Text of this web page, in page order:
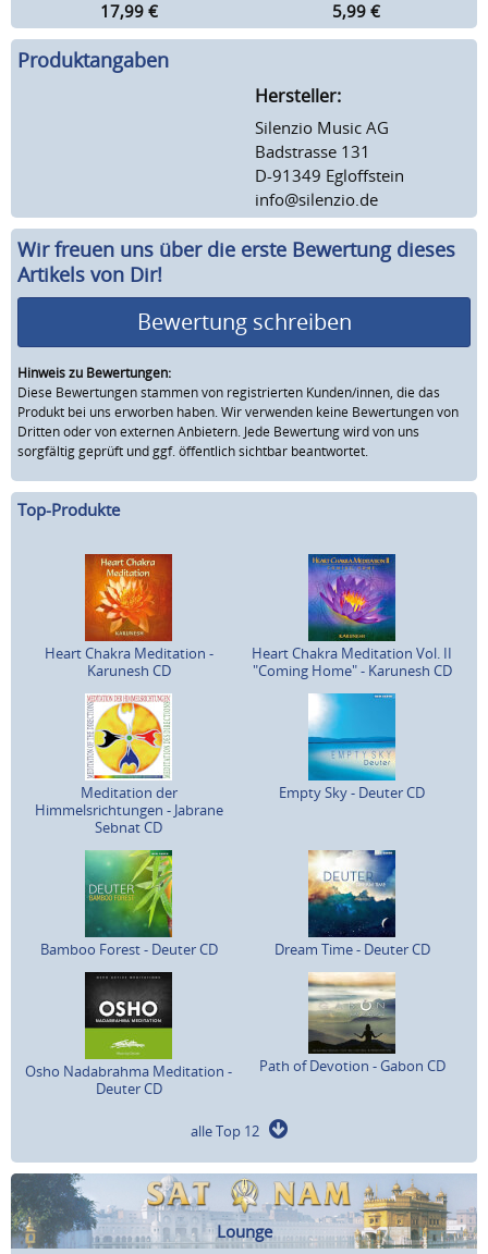
17,99 €
5,99 €
Produktangaben
Hersteller:
Silenzio Music AG
Badstrasse 131
D-91349 Egloffstein
info@silenzio.de
Wir freuen uns über die erste Bewertung dieses
Artikels von Dir!
Bewertung schreiben
Hinweis zu Bewertungen:
Diese Bewertungen stammen von registrierten Kunden/innen, die das
Produkt bei uns erworben haben. Wir verwenden keine Bewertungen von
Dritten oder von externen Anbietern. Jede Bewertung wird von uns
sorgfältig geprüft und ggf. öffentlich sichtbar beantwortet.
Top-Produkte
Heart Chakra Meditation -
Karunesh CD
Heart Chakra Meditation Vol. II
"Coming Home" - Karunesh CD
Meditation der
Himmelsrichtungen - Jabrane
Sebnat CD
Empty Sky - Deuter CD
Bamboo Forest - Deuter CD Dream Time - Deuter CD
Osho Nadabrahma Meditation -
Deuter CD
Path of Devotion - Gabon CD
alle Top 12
Lounge